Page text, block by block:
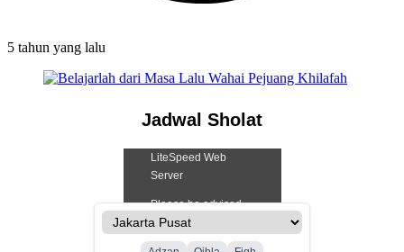
5 tahun yang lalu
Jadwal Sholat